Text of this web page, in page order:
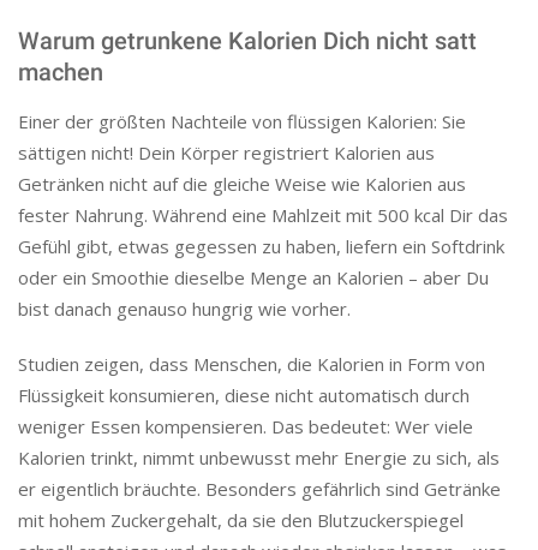
Warum getrunkene Kalorien Dich nicht satt
machen
Einer der größten Nachteile von flüssigen Kalorien: Sie
sättigen nicht! Dein Körper registriert Kalorien aus
Getränken nicht auf die gleiche Weise wie Kalorien aus
fester Nahrung. Während eine Mahlzeit mit 500 kcal Dir das
Gefühl gibt, etwas gegessen zu haben, liefern ein Softdrink
oder ein Smoothie dieselbe Menge an Kalorien – aber Du
bist danach genauso hungrig wie vorher.
Studien zeigen, dass Menschen, die Kalorien in Form von
Flüssigkeit konsumieren, diese nicht automatisch durch
weniger Essen kompensieren. Das bedeutet: Wer viele
Kalorien trinkt, nimmt unbewusst mehr Energie zu sich, als
er eigentlich bräuchte. Besonders gefährlich sind Getränke
mit hohem Zuckergehalt, da sie den Blutzuckerspiegel